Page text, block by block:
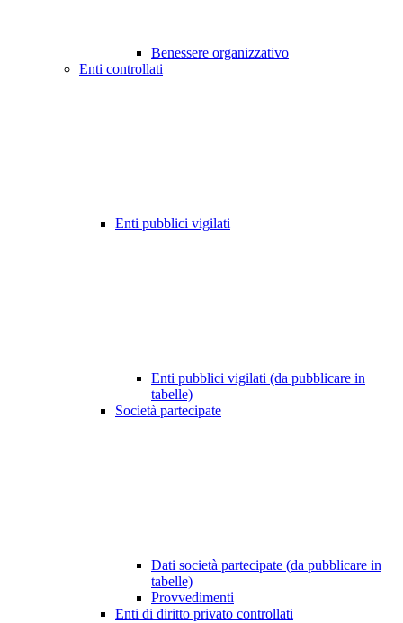
Benessere organizzativo
Enti controllati
Enti pubblici vigilati
Enti pubblici vigilati (da pubblicare in
tabelle)
Società partecipate
Dati società partecipate (da pubblicare in
tabelle)
Provvedimenti
Enti di diritto privato controllati